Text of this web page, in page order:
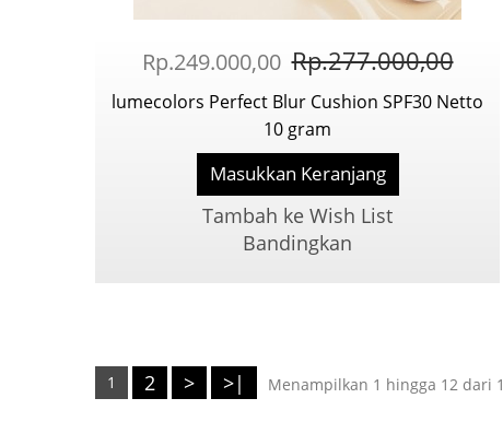
Rp.249.000,00 Rp.277.000,00
lumecolors Perfect Blur Cushion SPF30 Netto
10 gram
Masukkan Keranjang
Tambah ke Wish List
Bandingkan
1 2 > >| Menampilkan 1 hingga 12 dari